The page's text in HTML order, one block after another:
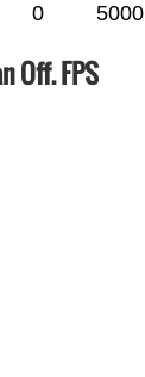
0 5000
Off. FPS